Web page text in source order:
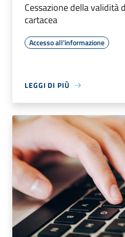
Cessazione della validità
cartacea
Accesso all'informazione
LEGGI DI PIÙ